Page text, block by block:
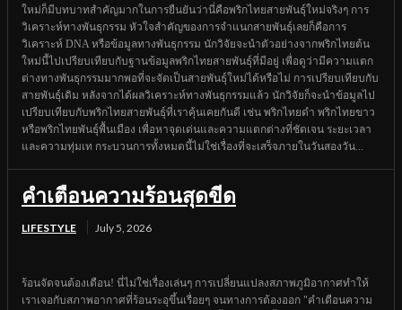
ใหม่ก็มีบทบาทสำคัญมากในการยืนยันว่านี่คือพริกไทยสายพันธุ์ใหม่จริงๆ การ
วิเคราะห์ทางพันธุกรรม หัวใจสำคัญของการจำแนกสายพันธุ์เลยก็คือการ
วิเคราะห์ DNA หรือข้อมูลทางพันธุกรรม นักวิจัยจะนำตัวอย่างจากพริกไทยต้น
ใหม่นี้ไปเปรียบเทียบกับฐานข้อมูลพริกไทยสายพันธุ์ที่มีอยู่ เพื่อดูว่ามีความแตก
ต่างทางพันธุกรรมมากพอที่จะจัดเป็นสายพันธุ์ใหม่ได้หรือไม่ การเปรียบเทียบกับ
สายพันธุ์เดิม หลังจากได้ผลวิเคราะห์ทางพันธุกรรมแล้ว นักวิจัยก็จะนำข้อมูลไป
เปรียบเทียบกับพริกไทยสายพันธุ์ที่เราคุ้นเคยกันดี เช่น พริกไทยดำ พริกไทยขาว
หรือพริกไทยพันธุ์พื้นเมือง เพื่อหาจุดเด่นและความแตกต่างที่ชัดเจน ระยะเวลา
และความทุ่มเท กระบวนการทั้งหมดนี้ไม่ใช่เรื่องที่จะเสร็จภายในวันสองวัน...
คำเตือนความร้อนสุดขีด
LIFESTYLE July 5, 2026
ร้อนจัดจนต้องเตือน! นี่ไม่ใช่เรื่องเล่นๆ การเปลี่ยนแปลงสภาพภูมิอากาศทำให้
เราเจอกับสภาพอากาศที่ร้อนระอุขึ้นเรื่อยๆ จนทางการต้องออก "คำเตือนความ